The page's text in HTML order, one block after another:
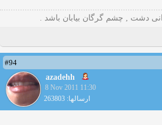
دشت , چشم گرگان بیابان باشد .
#94
azadehh
8 Nov 2011 11:30
ارسالها: 263803